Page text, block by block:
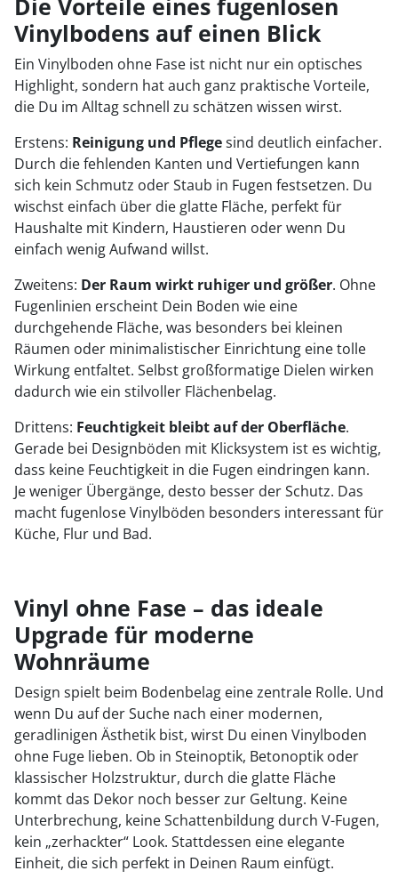
Vinylbodens auf einen Blick
Ein Vinylboden ohne Fase ist nicht nur ein optisches
Highlight, sondern hat auch ganz praktische Vorteile,
die Du im Alltag schnell zu schätzen wissen wirst.
Erstens: Reinigung und Pflegesind deutlich einfacher.
Durch die fehlenden Kanten und Vertiefungen kann
sich kein Schmutz oder Staub in Fugen festsetzen. Du
wischst einfach über die glatte Fläche, perfekt für
Haushalte mit Kindern, Haustieren oder wenn Du
einfach wenig Aufwand willst.
Zweitens: Der Raum wirkt ruhiger und größer. Ohne
Fugenlinien erscheint Dein Boden wie eine
durchgehende Fläche, was besonders bei kleinen
Räumen oder minimalistischer Einrichtung eine tolle
Wirkung entfaltet. Selbst großformatige Dielen wirken
dadurch wie ein stilvoller Flächenbelag.
Drittens: Feuchtigkeit bleibt auf der Oberfläche.
Gerade bei Designböden mit Klicksystem ist es wichtig,
dass keine Feuchtigkeit in die Fugen eindringen kann.
Je weniger Übergänge, desto besser der Schutz. Das
macht fugenlose Vinylböden besonders interessant für
Küche, Flur und Bad.
Vinyl ohne Fase – das ideale
Upgrade für moderne
Wohnräume
Design spielt beim Bodenbelag eine zentrale Rolle. Und
wenn Du auf der Suche nach einer modernen,
geradlinigen Ästhetik bist, wirst Du einen Vinylboden
ohne Fuge lieben. Ob in Steinoptik, Betonoptik oder
klassischer Holzstruktur, durch die glatte Fläche
kommt das Dekor noch besser zur Geltung. Keine
Unterbrechung, keine Schattenbildung durch V-Fugen,
kein „zerhackter“ Look. Stattdessen eine elegante
Einheit, die sich perfekt in Deinen Raum einfügt.